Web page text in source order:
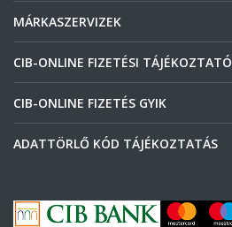
MÁRKASZERVIZEK
CIB-ONLINE FIZETÉSI TÁJÉKOZTATÓ
CIB-ONLINE FIZETÉS GYIK
ADATTÖRLŐ KÓD TÁJÉKOZTATÁS